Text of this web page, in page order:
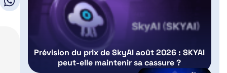
Prévision du prix de SkyAI août 2026 : SKYAI
peut-elle maintenir sa cassure ?